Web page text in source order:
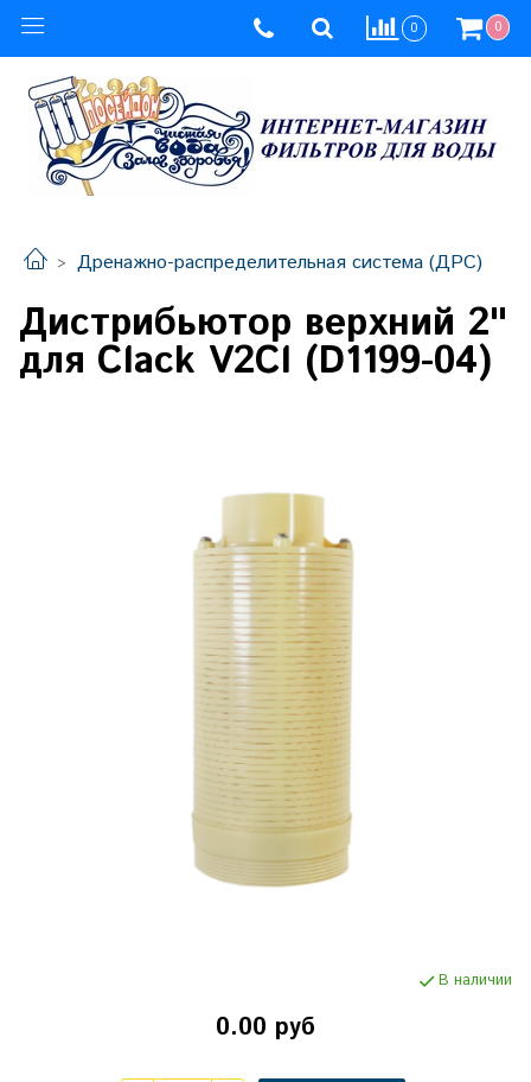
0 0
Дренажно-распределительная система (ДРС)
Дистрибьютор верхний 2"
для Clack V2Cl (D1199-04)
В наличии
0.00 руб